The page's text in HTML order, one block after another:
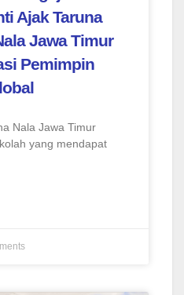
Ajak Taruna
Jawa Timur
Pemimpin
Nala Jawa Timur
yang mendapat